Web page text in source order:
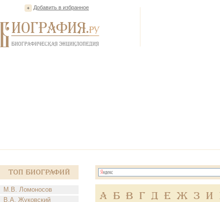
Добавить в избранное
Топ Биографий
М.В. Ломоносов
В.А. Жуковский
А Б В Г Д Е Ж З И